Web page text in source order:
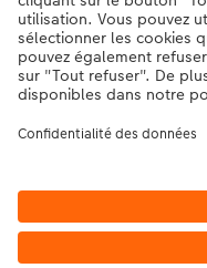
Si vous avez des questions
n'hésitez pas à nous
(hors jours fériés), au
* Les prix s’entendent TVA
conformément auxtarifs.Le